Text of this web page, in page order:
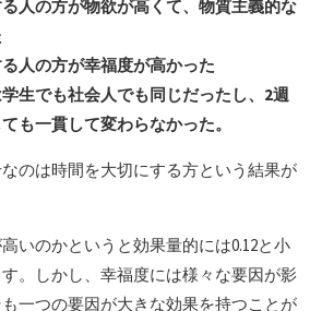
人の方が物欲が高くて、物質主義的な
人の方が幸福度が高かった
生でも社会人でも同じだったし、2週
も一貫して変わらなかった。
のは時間を大切にする方という結果が
いのかというと効果量的には0.12と小
。しかし、幸福度には様々な要因が影
一つの要因が大きな効果を持つことが